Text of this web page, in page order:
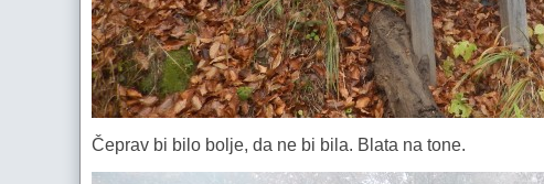
Čeprav bi bilo bolje, da ne bi bila. Blata na tone.